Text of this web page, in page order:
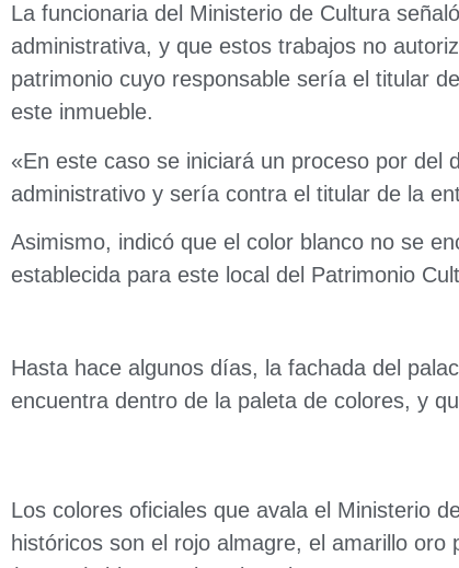
La funcionaria del Ministerio de Cultura
administrativa, y que estos trabajos no
patrimonio cuyo responsable sería el titular
este inmueble.
«En este caso se iniciará un proceso por del
administrativo y sería contra el titular de la
Asimismo, indicó que el color blanco no se
establecida para este local del Patrimonio
Hasta hace algunos días, la fachada del
encuentra dentro de la paleta de colores, y
Los colores oficiales que avala el Ministerio
históricos son el rojo almagre, el amarillo